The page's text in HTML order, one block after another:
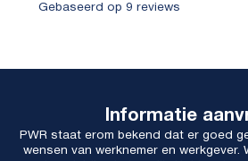
Gebaseerd op 9 reviews
Informatie
PWR staat erom bekend dat er goed
wensen van werknemer en werkgever.